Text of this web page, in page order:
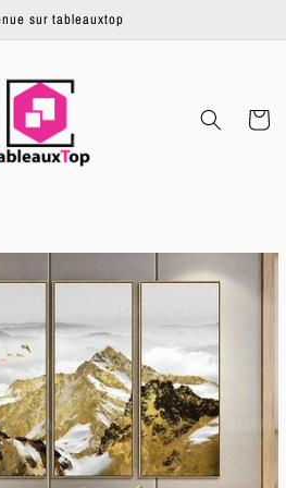
sur tableauxtop
Panier